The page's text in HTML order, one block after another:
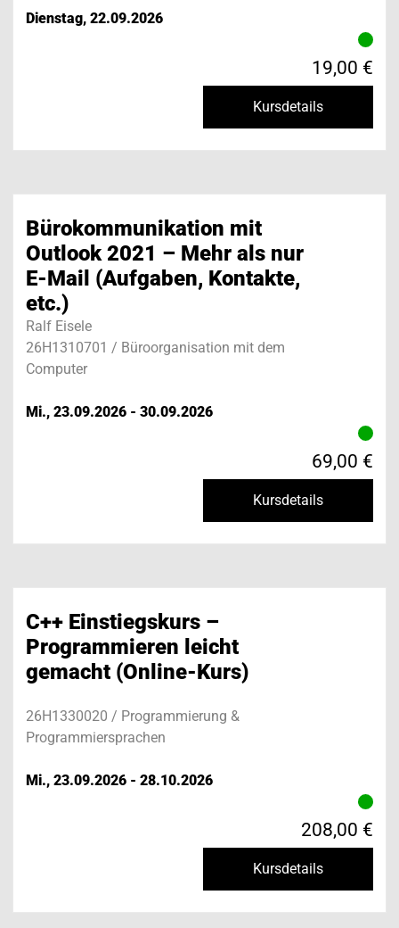
Dienstag, 22.09.2026
19,00 €
Kursdetails
Bürokommunikation mit
Outlook 2021 – Mehr als nur
E-Mail (Aufgaben, Kontakte,
etc.)
Ralf Eisele
26H1310701 / Büroorganisation mit dem
Computer
Mi., 23.09.2026 - 30.09.2026
69,00 €
Kursdetails
C++ Einstiegskurs –
Programmieren leicht
gemacht (Online-Kurs)
26H1330020 / Programmierung &
Programmiersprachen
Mi., 23.09.2026 - 28.10.2026
208,00 €
Kursdetails